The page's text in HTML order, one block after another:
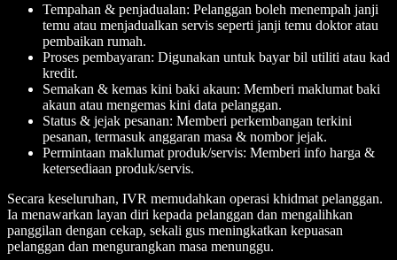
Tempahan & penjadualan: Pelanggan boleh menempah janji
temu atau menjadualkan servis seperti janji temu doktor atau
pembaikan rumah.
Proses pembayaran: Digunakan untuk bayar bil utiliti atau kad
kredit.
Semakan & kemas kini baki akaun: Memberi maklumat baki
akaun atau mengemas kini data pelanggan.
Status & jejak pesanan: Memberi perkembangan terkini
pesanan, termasuk anggaran masa & nombor jejak.
Permintaan maklumat produk/servis: Memberi info harga &
ketersediaan produk/servis.
Secara keseluruhan, IVR memudahkan operasi khidmat pelanggan.
Ia menawarkan layan diri kepada pelanggan dan mengalihkan
panggilan dengan cekap, sekali gus meningkatkan kepuasan
pelanggan dan mengurangkan masa menunggu.